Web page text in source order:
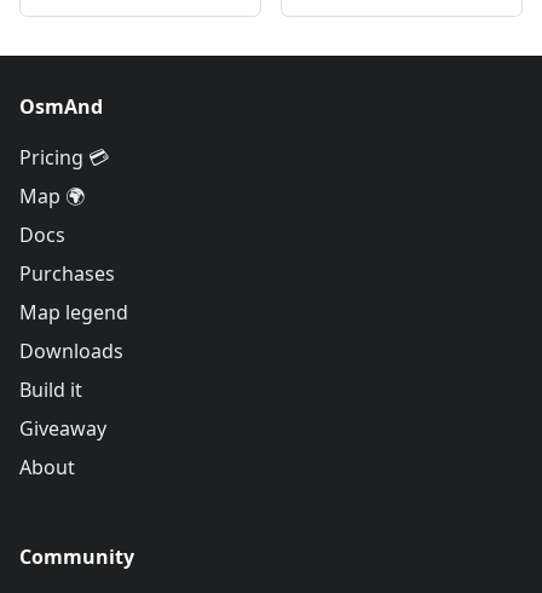
OsmAnd
Pricing 💳
Map 🌍
Docs
Purchases
Map legend
Downloads
Build it
Giveaway
About
Community